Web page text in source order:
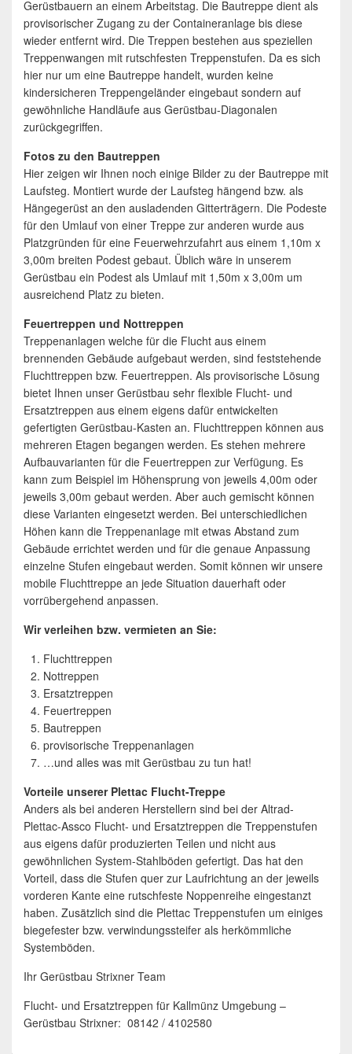
Gerüstbauern an einem Arbeitstag. Die Bautreppe dient als
provisorischer Zugang zu der Containeranlage bis diese
wieder entfernt wird. Die Treppen bestehen aus speziellen
Treppenwangen mit rutschfesten Treppenstufen. Da es sich
hier nur um eine Bautreppe handelt, wurden keine
kindersicheren Treppengeländer eingebaut sondern auf
gewöhnliche Handläufe aus Gerüstbau-Diagonalen
zurückgegriffen.
Fotos zu den Bautreppen
Hier zeigen wir Ihnen noch einige Bilder zu der Bautreppe mit
Laufsteg. Montiert wurde der Laufsteg hängend bzw. als
Hängegerüst an den ausladenden Gitterträgern. Die Podeste
für den Umlauf von einer Treppe zur anderen wurde aus
Platzgründen für eine Feuerwehrzufahrt aus einem 1,10m x
3,00m breiten Podest gebaut. Üblich wäre in unserem
Gerüstbau ein Podest als Umlauf mit 1,50m x 3,00m um
ausreichend Platz zu bieten.
Feuertreppen und Nottreppen
Treppenanlagen welche für die Flucht aus einem
brennenden Gebäude aufgebaut werden, sind feststehende
Fluchttreppen bzw. Feuertreppen. Als provisorische Lösung
bietet Ihnen unser Gerüstbau sehr flexible Flucht- und
Ersatztreppen aus einem eigens dafür entwickelten
gefertigten Gerüstbau-Kasten an. Fluchttreppen können aus
mehreren Etagen begangen werden. Es stehen mehrere
Aufbauvarianten für die Feuertreppen zur Verfügung. Es
kann zum Beispiel im Höhensprung von jeweils 4,00m oder
jeweils 3,00m gebaut werden. Aber auch gemischt können
diese Varianten eingesetzt werden. Bei unterschiedlichen
Höhen kann die Treppenanlage mit etwas Abstand zum
Gebäude errichtet werden und für die genaue Anpassung
einzelne Stufen eingebaut werden. Somit können wir unsere
mobile Fluchttreppe an jede Situation dauerhaft oder
vorrübergehend anpassen.
Wir verleihen bzw. vermieten an Sie:
Fluchttreppen
Nottreppen
Ersatztreppen
Feuertreppen
Bautreppen
provisorische Treppenanlagen
…und alles was mit Gerüstbau zu tun hat!
Vorteile unserer Plettac Flucht-Treppe
Anders als bei anderen Herstellern sind bei der Altrad-
Plettac-Assco Flucht- und Ersatztreppen die Treppenstufen
aus eigens dafür produzierten Teilen und nicht aus
gewöhnlichen System-Stahlböden gefertigt. Das hat den
Vorteil, dass die Stufen quer zur Laufrichtung an der jeweils
vorderen Kante eine rutschfeste Noppenreihe eingestanzt
haben. Zusätzlich sind die Plettac Treppenstufen um einiges
biegefester bzw. verwindungssteifer als herkömmliche
Systemböden.
Ihr Gerüstbau Strixner Team
Flucht- und Ersatztreppen für Kallmünz Umgebung –
Gerüstbau Strixner: 08142 / 4102580